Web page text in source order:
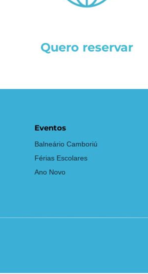
Quero reservar
Eventos
Balneário Camboriú
Férias Escolares
Ano Novo